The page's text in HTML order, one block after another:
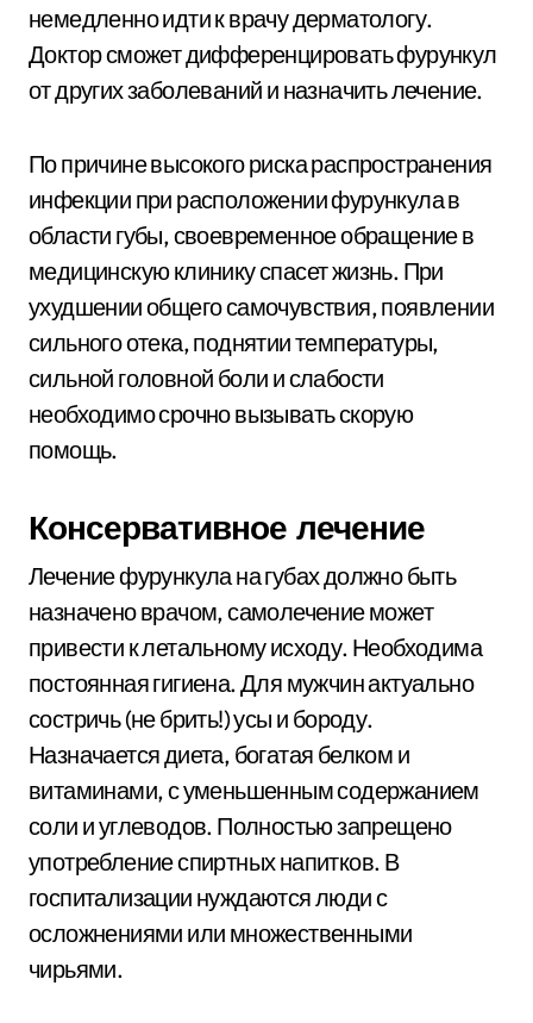
немедленно идти к врачу дерматологу.
Доктор сможет дифференцировать фурункул
от других заболеваний и назначить лечение.
По причине высокого риска распространения
инфекции при расположении фурункула в
области губы, своевременное обращение в
медицинскую клинику спасет жизнь. При
ухудшении общего самочувствия, появлении
сильного отека, поднятии температуры,
сильной головной боли и слабости
необходимо срочно вызывать скорую
помощь.
Консервативное лечение
Лечение фурункула на губах должно быть
назначено врачом, самолечение может
привести к летальному исходу. Необходима
постоянная гигиена. Для мужчин актуально
состричь (не брить!) усы и бороду.
Назначается диета, богатая белком и
витаминами, с уменьшенным содержанием
соли и углеводов. Полностью запрещено
употребление спиртных напитков. В
госпитализации нуждаются люди с
осложнениями или множественными
чирьями.